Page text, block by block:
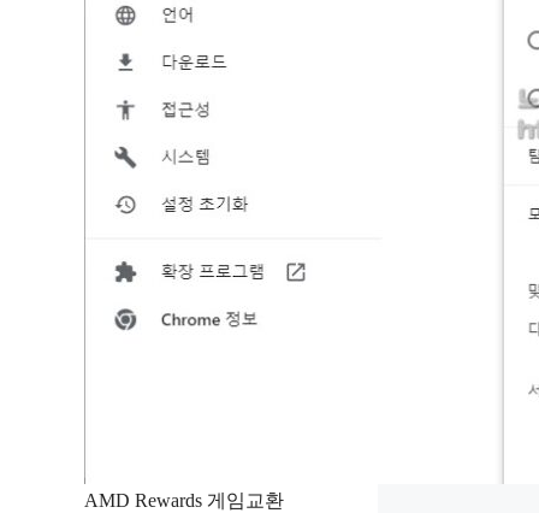
AMD Rewards 게임교환